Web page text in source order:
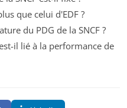
que celui d'EDF ?
du PDG de la SNCF ?
il lié à la performance de